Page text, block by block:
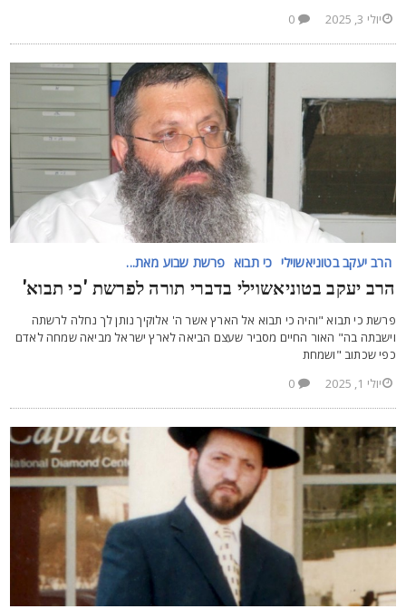
יולי 3, 2025
0
הרב יעקב בטוניאשוילי כי תבוא פרשת שבוע מאת...
יעקב בטוניאשוילי בדברי תורה לפרשת 'כי תבוא'
כי תבוא "והיה כי תבוא אל הארץ אשר ה' אלוקיך נותן לך נחלה לרשתה
בה" האור החיים מסביר שעצם הביאה לארץ ישראל מביאה שמחה לאדם
שכתוב "ושמחת
יולי 1, 2025
0